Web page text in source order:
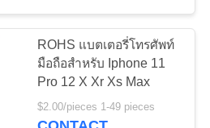
ลิเธียม
โฟน
10
ROHS แบตเตอรี่โทรศัพท์
มือถือสําหรับ Iphone 11
Pro 12 X Xr Xs Max
$2.00/pieces 1-49 pieces